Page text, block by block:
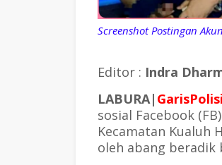
Screenshot Postingan
Editor : Indra
LABURA|
sosial Facebook
Kecamatan Kualuh
oleh abang beradik